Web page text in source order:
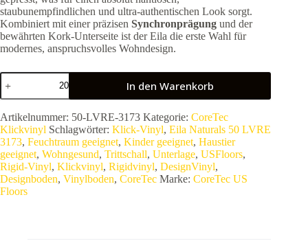
staubunempfindlichen und ultra-authentischen Look sorgt.
Kombiniert mit einer präzisen Synchronprägung und der
bewährten Kork-Unterseite ist der Eila die erste Wahl für
modernes, anspruchsvolles Wohndesign.
COREtec
Eila
Naturals
50
LVRE
3173
(Series
1800++
PB)
|
Rigid-
In den Warenkorb
Artikelnummer: 50-LVRE-3173 Kategorie: CoreTec
Klickvinyl Schlagwörter: Klick-Vinyl, Eila Naturals 50 LVRE
3173, Feuchtraum geeignet, Kinder geeignet, Haustier
geeignet, Wohngesund, Trittschall, Unterlage, USFloors,
Rigid-Vinyl, Klickvinyl, Rigidvinyl, DesignVinyl,
Designboden, Vinylboden, CoreTec Marke: CoreTec US
Floors